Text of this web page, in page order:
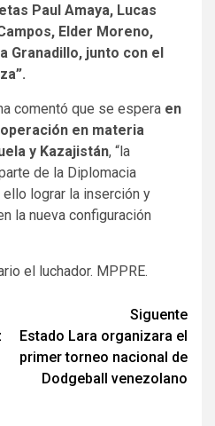
Paul Amaya, Lucas
Elder Moreno,
Granadillo, junto con el
comentó que se espera en
en materia
y Kazajistán, “la
de la Diplomacia
lograr la inserción y
la nueva configuración
el luchador. MPPRE.
Siguente
Estado Lara organizara el
primer torneo nacional de
Dodgeball venezolano